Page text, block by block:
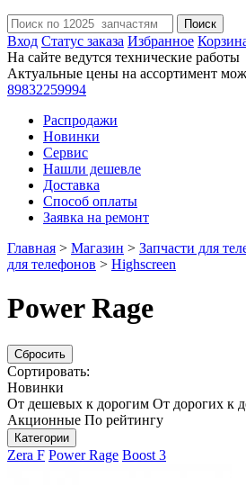
Поиск
Вход Статус заказа Избранное
На сайте ведутся технические работы
Актуальные цены на ассортимент
89832259994
Распродажи
Новинки
Сервис
Нашли дешевле
Доставка
Способ оплаты
Заявка на ремонт
Главная > Магазин > Запчасти для
для телефонов > Highscreen
Power Rage
Сбросить
Сортировать:
Новинки
От дешевых к дорогим От дорогих к
Акционные По рейтингу
Категории
Zera F Power Rage Boost 3